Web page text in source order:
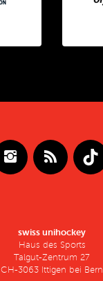
swiss unihockey
Haus des Sports
Talgut-Zentrum 27
CH-3063 Ittigen bei Bern